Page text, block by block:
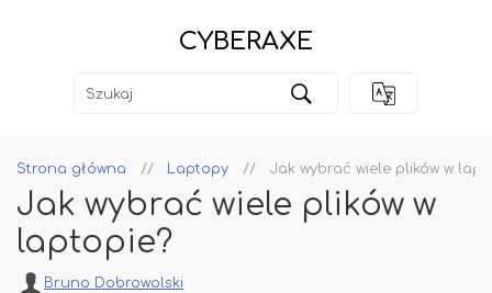
CYBERAXE
Strona główna Laptopy Jak wybrać wiele plików w
Jak wybrać wiele plików w
laptopie?
Bruno Dobrowolski